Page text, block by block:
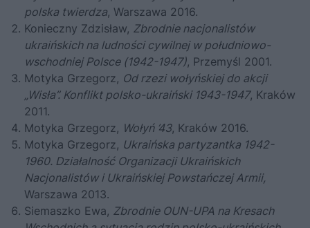
polska twierdza, Warszawa 2016.
Konieczny Zdzisław, Zbrodnie nacjonalistów
ukraińskich na ludności cywilnej w południowo-
wschodniej Polsce (1942-1947), Przemyśl 2001.
Motyka Grzegorz, Od rzezi wołyńskiej do akcji
„Wisła”. Konflikt polsko-ukraiński 1943-1947, Kraków
2011.
Motyka Grzegorz, Wołyń ’43, Kraków 2016.
Motyka Grzegorz, Ukraińska partyzantka 1942-
1960. Działalność Organizacji Ukraińskich
Nacjonalistów i Ukraińskiej Powstańczej Armii,
Warszawa 2013.
Siemaszko Ewa, Zbrodnie OUN-UPA na Kresach